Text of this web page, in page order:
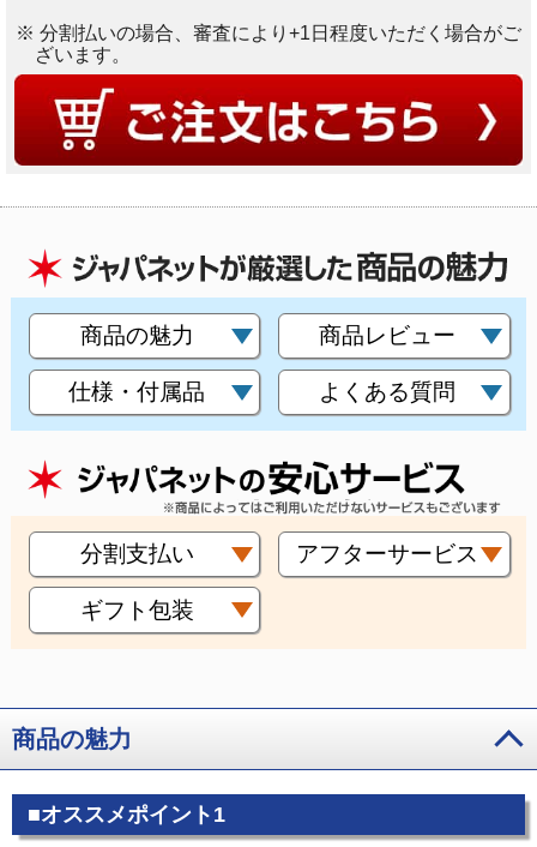
※ 分割払いの場合、審査により+1日程度いただく場合がご
ざいます。
商品の魅力 商品レビュー
仕様・付属品 よくある質問
分割支払い アフターサービス
ギフト包装
商品の魅力
■オススメポイント1